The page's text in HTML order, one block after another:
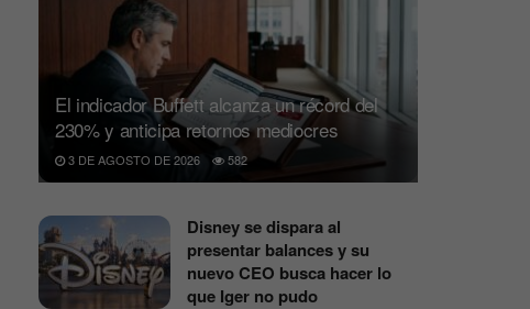
El indicador Buffett alcanza un récord del
230% y anticipa retornos mediocres
3 DE AGOSTO DE 2026 582
Disney se dispara al
presentar balances y su
nuevo CEO busca hacer lo
que Iger no pudo